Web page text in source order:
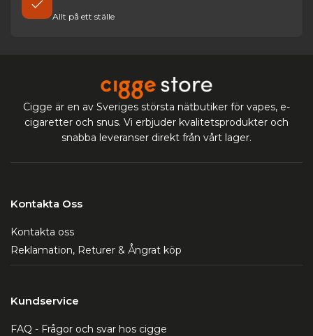
Allt på ett ställe
Cigge är en av Sveriges största nätbutiker för vapes, e-
cigaretter och snus. Vi erbjuder kvalitetsprodukter och
snabba leveranser direkt från vårt lager.
Kontakta Oss
Kontakta oss
Reklamation, Returer & Ångrat köp
Kundservice
FAQ - Frågor och svar hos cigge